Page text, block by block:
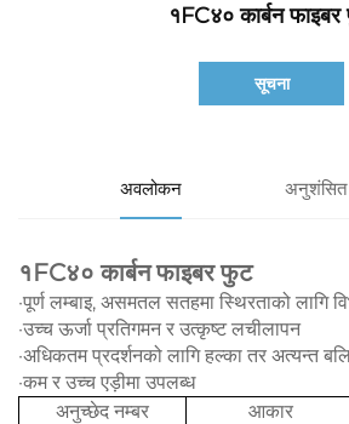
१FC४० कार्बन
सूचना
अवलोकन अनुशंसित
१FC४० कार्बन फाइबर फुट
·पूर्ण लम्बाइ, असमतल सतहमा स्थिरताको लागि
·उच्च ऊर्जा प्रतिगमन र उत्कृष्ट लचीलापन
·अधिकतम प्रदर्शनको लागि हल्का तर अत्यन्त
·कम र उच्च एड़ीमा उपलब्ध
अनुच्छेद नम्बर
आकार